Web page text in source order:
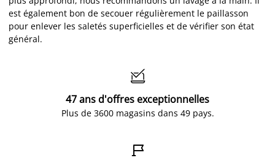
est également bon de secouer régulièrement le paillasson
pour enlever les saletés superficielles et de vérifier son état
général.

47 ans d'offres exceptionnelles
Plus de 3600 magasins dans 49 pays.
